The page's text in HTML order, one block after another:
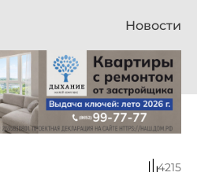
Новости
4215